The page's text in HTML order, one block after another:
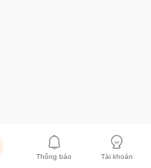
Thông báo Tài khoản